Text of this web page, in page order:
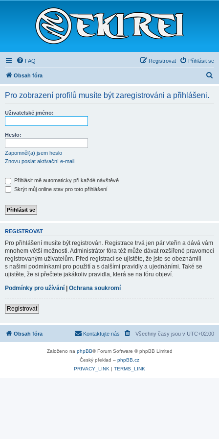
FAQ Přihlásit se
Registrovat
Obsah fóra
Pro zobrazení profilů musíte být zaregistrováni a přihlášeni.
Uživatelské jméno:
Heslo:
Zapomněl(a) jsem heslo
Znovu poslat aktivační e-mail
Přihlásit mě automaticky při každé návštěvě
Skrýt můj online stav pro toto přihlášení
REGISTROVAT
Pro přihlášení musíte být registrován. Registrace trvá jen pár vteřin a dává vám
mnohem větší možnosti. Administrátor fóra též může dávat rozšířené pravomoci
registrovaným uživatelům. Před registrací se ujistěte, že jste se obeznámili
s našimi podmínkami pro použití a s dalšími pravidly a ujednáními. Také se
ujistěte, že si přečtete jakákoliv pravidla, která se na fóru objeví.
Podmínky pro užívání | Ochrana soukromí
Registrovat
Obsah fóra Všechny časy jsou v UTC+02:00
Kontaktujte nás
Založeno na phpBB® Forum Software © phpBB Limited
Český překlad – phpBB.cz
PRIVACY_LINK | TERMS_LINK